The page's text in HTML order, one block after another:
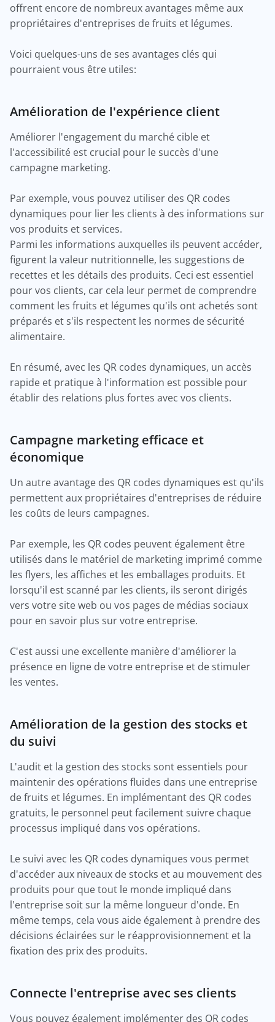
offrent encore de nombreux avantages même aux
propriétaires d'entreprises de fruits et légumes.
Voici quelques-uns de ses avantages clés qui
pourraient vous être utiles:
Amélioration de l'expérience client
Améliorer l'engagement du marché cible et
l'accessibilité est crucial pour le succès d'une
campagne marketing.
Par exemple, vous pouvez utiliser des QR codes
dynamiques pour lier les clients à des informations sur
vos produits et services.
Parmi les informations auxquelles ils peuvent accéder,
figurent la valeur nutritionnelle, les suggestions de
recettes et les détails des produits. Ceci est essentiel
pour vos clients, car cela leur permet de comprendre
comment les fruits et légumes qu'ils ont achetés sont
préparés et s'ils respectent les normes de sécurité
alimentaire.
En résumé, avec les QR codes dynamiques, un accès
rapide et pratique à l'information est possible pour
établir des relations plus fortes avec vos clients.
Campagne marketing efficace et
économique
Un autre avantage des QR codes dynamiques est qu'ils
permettent aux propriétaires d'entreprises de réduire
les coûts de leurs campagnes.
Par exemple, les QR codes peuvent également être
utilisés dans le matériel de marketing imprimé comme
les flyers, les affiches et les emballages produits. Et
lorsqu'il est scanné par les clients, ils seront dirigés
vers votre site web ou vos pages de médias sociaux
pour en savoir plus sur votre entreprise.
C'est aussi une excellente manière d'améliorer la
présence en ligne de votre entreprise et de stimuler
les ventes.
Amélioration de la gestion des stocks et
du suivi
L'audit et la gestion des stocks sont essentiels pour
maintenir des opérations fluides dans une entreprise
de fruits et légumes. En implémentant des QR codes
gratuits, le personnel peut facilement suivre chaque
processus impliqué dans vos opérations.
Le suivi avec les QR codes dynamiques vous permet
d'accéder aux niveaux de stocks et au mouvement des
produits pour que tout le monde impliqué dans
l'entreprise soit sur la même longueur d'onde. En
même temps, cela vous aide également à prendre des
décisions éclairées sur le réapprovisionnement et la
fixation des prix des produits.
Connecte l'entreprise avec ses clients
Vous pouvez également implémenter des QR codes